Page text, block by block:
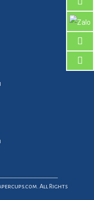
All Rights